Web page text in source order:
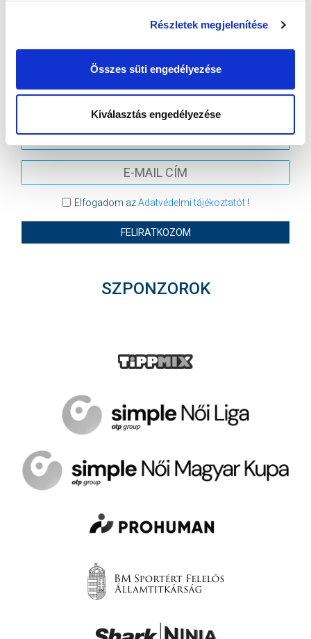
Részletek megjelenítése
Összes süti engedélyezése
Kiválasztás engedélyezése
MTK BUDAPEST
MTK BUDAPEST HÍRLEVÉL
Elfogadom azAdatvédelmi tájékoztatót!
FELIRATKOZOM
SZPONZOROK